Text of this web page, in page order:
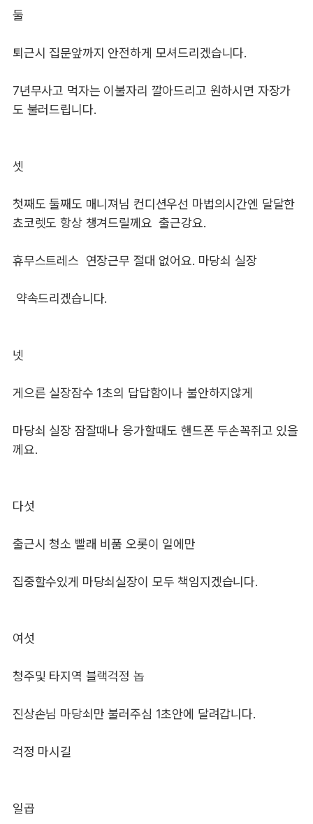
둘
퇴근시 집문앞까지 안전하게 모셔드리겠습니다.
7년무사고 먹자는 이불자리 깔아드리고 원하시면 자장가
도 불러드립니다.
셋
첫째도 둘째도 매니져님 컨디션우선 마법의시간엔 달달한
쵸코렛도 항상 챙겨드릴께요 출근강요.
휴무스트레스 연장근무 절대 없어요. 마당쇠 실장
약속드리겠습니다.
넷
게으른 실장잠수 1초의 답답함이나 불안하지않게
마당쇠 실장 잠잘때나 응가할때도 핸드폰 두손꼭쥐고 있을
께요.
다섯
출근시 청소 빨래 비품 오롯이 일에만
집중할수있게 마당쇠실장이 모두 책임지겠습니다.
여섯
청주및 타지역 블랙걱정 놉
진상손님 마당쇠만 불러주심 1초안에 달려갑니다.
걱정 마시길
일곱